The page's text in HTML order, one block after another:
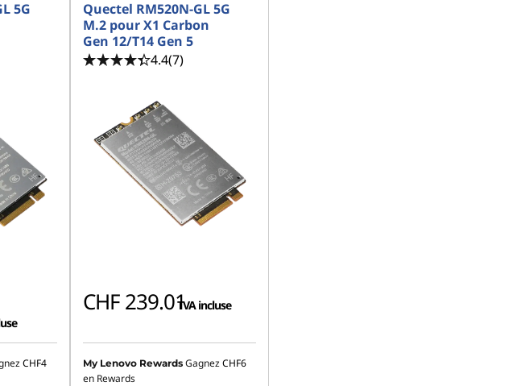
5G
CHF4
Quectel RM520N-GL 5G
M.2 pour X1 Carbon
Gen 12/T14 Gen 5
4.4(7)
CHF 239.01TVA incluse
My Lenovo Rewards GagnezCHF6
en Rewards